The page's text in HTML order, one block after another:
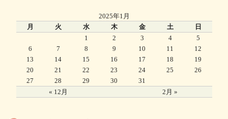
2025年1月
月
火 水 木 金 土 日
« 12月 2月 »
1 2 3 4
5
6
7 8 9 10 11
12
13
14 15 16 17 18
19
20
21 22 23 24 25
26
27
28 29 30 31